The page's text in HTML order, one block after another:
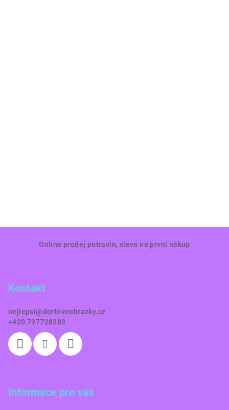
Online prodej potravin, sleva na první nákup
Kontakt
nejlepsi@dortoveobrazky.cz
+420 797728283
Informace pro vás